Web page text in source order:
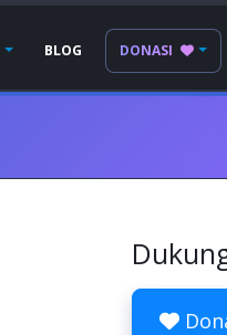
BLOG DONASI